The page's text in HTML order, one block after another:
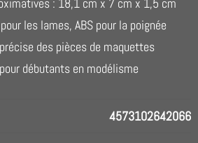
les lames, ABS pour la poignée
des pièces de maquettes
débutants en modélisme
4573102642066